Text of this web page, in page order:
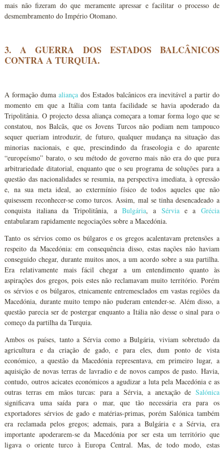
mais não fizeram do que meramente apressar e facilitar o processo de
desmembramento do Império Otomano.
3. A GUERRA DOS ESTADOS BALCÂNICOS
CONTRA A TURQUIA.
A formação dumaaliança dos Estados balcânicos era inevitável a partir do
momento em que a Itália com tanta facilidade se havia apoderado da
Tripolitânia. O projecto dessa aliança começara a tomar forma logo que se
constatou, nos Balcãs, que os Jovens Turcos não podiam nem tampouco
sequer queriam introduzir, de futuro, qualquer mudança na situação das
minorias nacionais, e que, prescindindo da fraseologia e do aparente
“europeísmo” barato, o seu método de governo mais não era do que pura
arbitrariedade ditatorial, enquanto que o seu programa de soluções para a
questão das nacionalidades se resumia, na perspectiva imediata, à opressão
e, na sua meta ideal, ao extermínio físico de todos aqueles que não
quisessem reconhecer-se como turcos. Assim, mal se tinha desencadeado a
conquista italiana da Tripolitânia, a Bulgária, a Sérviae a Grécia
entabularam rapidamente negociações sobre a Macedónia.
Tanto os sérvios como os búlgaros e os gregos acalentavam pretensões a
respeito da Macedónia: em consequência disso, estas nações não haviam
conseguido chegar, durante muitos anos, a um acordo sobre a sua partilha.
Era relativamente mais fácil chegar a um entendimento quanto às
aspirações dos gregos, pois estes não reclamavam muito território. Porém
os sérvios e os búlgaros, etnicamente entremesclados em vastas regiões da
Macedónia, durante muito tempo não puderam entender-se. Além disso, a
questão parecia ser de postergar enquanto a Itália não desse o sinal para o
começo da partilha da Turquia.
Ambos os países, tanto a Sérvia como a Bulgária, viviam sobretudo da
agricultura e da criação de gado, e para eles, dum ponto de vista
económico, a questão da Macedónia representava, em primeiro lugar, a
aquisição de novas terras de lavradio e de novos campos de pasto. Havia,
contudo, outros acicates económicos a agudizar a luta pela Macedónia e as
outras terras em mãos turcas: para a Sérvia, a anexação de Salónica
significava uma saída para o mar, que tão necessária era para os
exportadores sérvios de gado e matérias-primas, porém Salónica também
era reclamada pelos gregos; ademais, para a Bulgária e a Sérvia, era
importante apoderarem-se da Macedónia por ser esta um território que
ligava o oriente turco à Europa Central. Mas, de todo modo, estas